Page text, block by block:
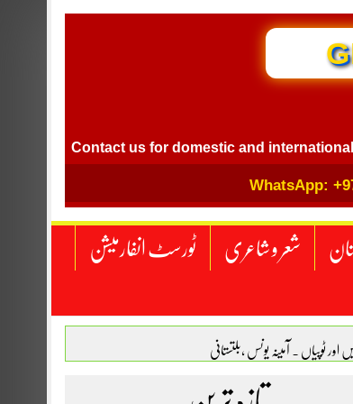
Contact us for domestic and international flight
WhatsApp:
شعر و شاعری ٹورسٹ انفارمیشن
اور ٹوپیاں . آمینہ یونس ،بلتستانی